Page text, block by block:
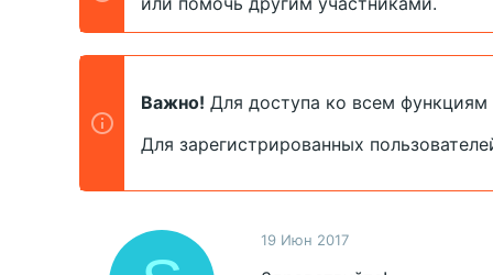
т
а
Важно! Для доступа ко всем
Для зарегистрированных
19 Июн 2017